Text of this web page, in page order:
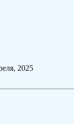
2025